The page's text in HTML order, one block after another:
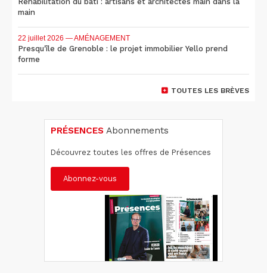
main
22 juillet 2026 — AMÉNAGEMENT
Presqu'île de Grenoble : le projet immobilier Yello prend
forme
TOUTES LES BRÈVES
PRÉSENCES Abonnements
Découvrez toutes les offres de Présences
Abonnez-vous